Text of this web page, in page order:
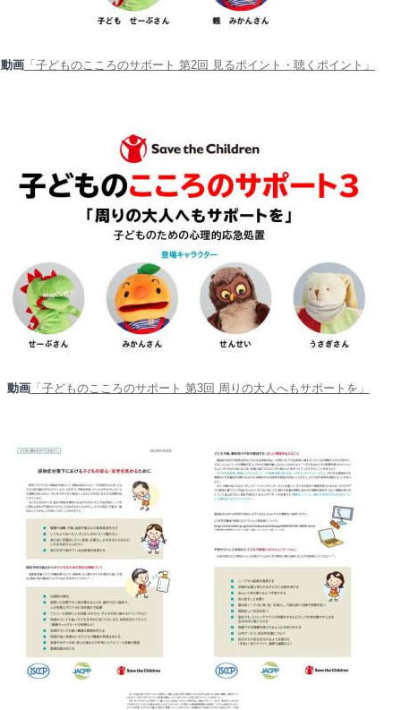
動画 「子どものこころのサポート 第2回 見るポイント・聴くポイント」
動画「子どものこころのサポート 第3回 周りの大人へもサポートを」